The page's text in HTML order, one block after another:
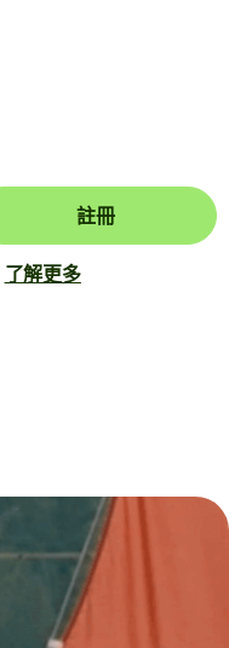
註冊
了解更多